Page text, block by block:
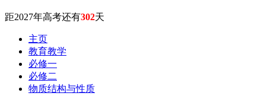
距2027年高考还有302天
主页
教育教学
必修一
必修二
物质结构与性质